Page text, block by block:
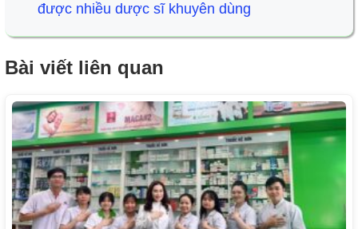
được nhiều dược sĩ khuyên dùng
Bài viết liên quan